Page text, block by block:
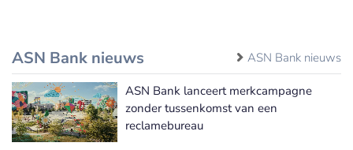
ASN Bank nieuws ASN Bank nieuws
ASN Bank lanceert merkcampagne
zonder tussenkomst van een
reclamebureau